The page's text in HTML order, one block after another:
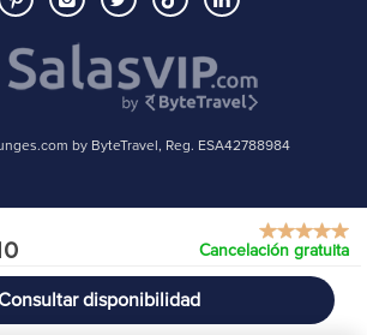
Cancelación gratuita
disponibilidad
by ByteTravel, Reg. ESA42788984